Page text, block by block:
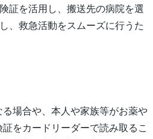
証を活用し、搬送先の病院を選
、救急活動をスムーズに行うた
場合や、本人や家族等がお薬や
をカードリーダーで読み取るこ